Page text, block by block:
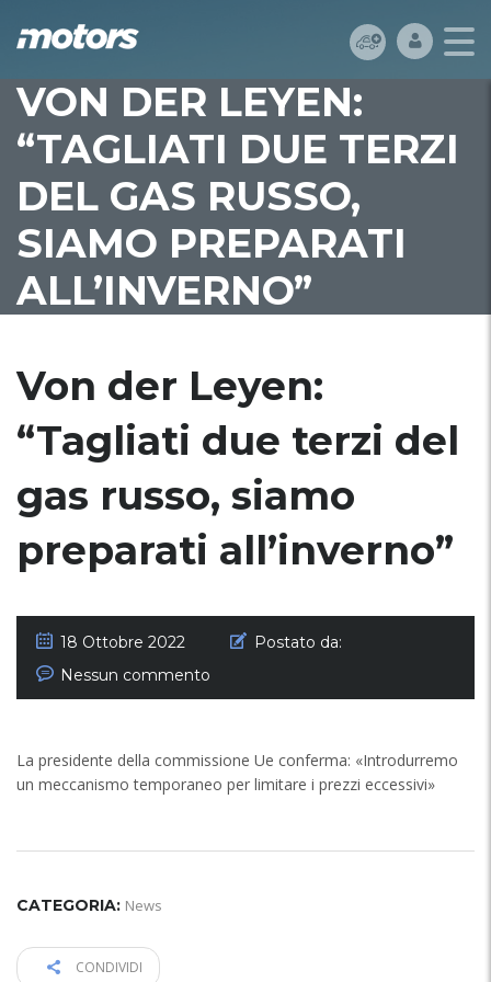
VON DER LEYEN:
“TAGLIATI DUE TERZI
DEL GAS RUSSO,
SIAMO PREPARATI
ALL’INVERNO”
Von der Leyen:
“Tagliati due terzi del
gas russo, siamo
preparati all’inverno”
18 Ottobre 2022
Postato da:
Nessun commento
La presidente della commissione Ue conferma: «Introdurremo
un meccanismo temporaneo per limitare i prezzi eccessivi»
CATEGORIA: News
CONDIVIDI